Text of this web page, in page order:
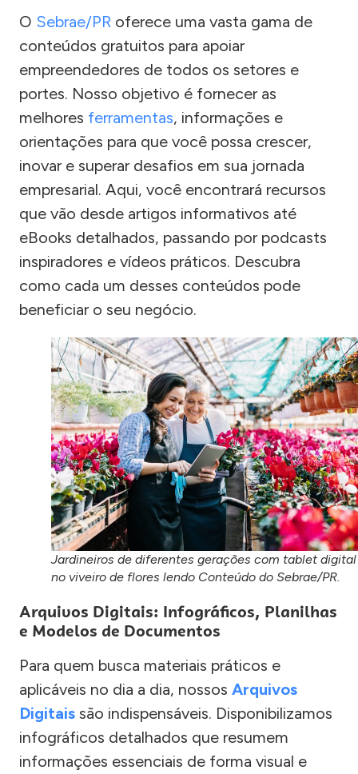
O Sebrae/PR oferece uma vasta gama de
conteúdos gratuitos para apoiar
empreendedores de todos os setores e
portes. Nosso objetivo é fornecer as
melhores ferramentas, informações e
orientações para que você possa crescer,
inovar e superar desafios em sua jornada
empresarial. Aqui, você encontrará recursos
que vão desde artigos informativos até
eBooks detalhados, passando por podcasts
inspiradores e vídeos práticos. Descubra
como cada um desses conteúdos pode
beneficiar o seu negócio.
Jardineiros de diferentes gerações com tablet digital
no viveiro de flores lendo Conteúdo do Sebrae/PR.
Arquivos Digitais: Infográficos, Planilhas
e Modelos de Documentos
Para quem busca materiais práticos e
aplicáveis no dia a dia, nossos Arquivos
Digitais são indispensáveis. Disponibilizamos
infográficos detalhados que resumem
informações essenciais de forma visual e